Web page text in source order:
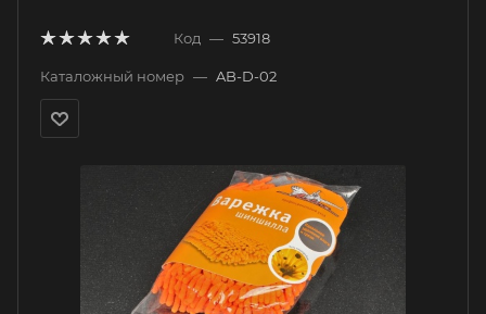
Код — 53918
Каталожный номер — AB-D-02